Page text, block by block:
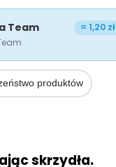
Team =1,20 zł
produktów
skrzydła.